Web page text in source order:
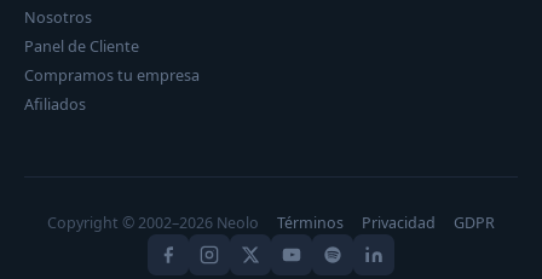
Nosotros
Panel de Cliente
Compramos tu empresa
Afiliados
Copyright © 2002–2026 Neolo Términos Privacidad GDPR